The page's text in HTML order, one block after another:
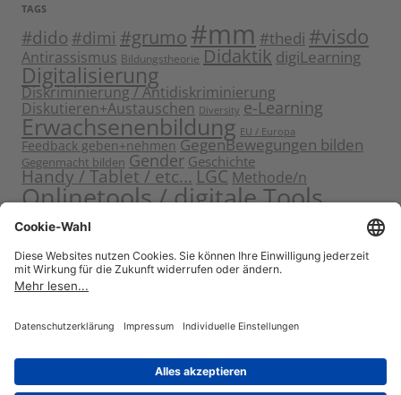
TAGS
#dido #dimi #grumo #mm #thedi #visdo
Antirassismus Bildungstheorie Didaktik digiLearning
Digitalisierung
Diskriminierung / Antidiskriminierung
Diskutieren+Austauschen Diversity e-Learning
Erwachsenenbildung EU / Europa
Feedback geben+nehmen GegenBewegungen bilden
Gegenmacht bilden Gender Geschichte
Handy / Tablet / etc...LGC Methode/n
Onlinetools / digitale Tools
Politische Bildung
Sensibilisieren Sichern+Verankern Solidarität
Starten+Kennenlernen Tagung
Teamentwicklung+Gruppendynamik
VideoVisualisierung Voneinander+miteinander lernen